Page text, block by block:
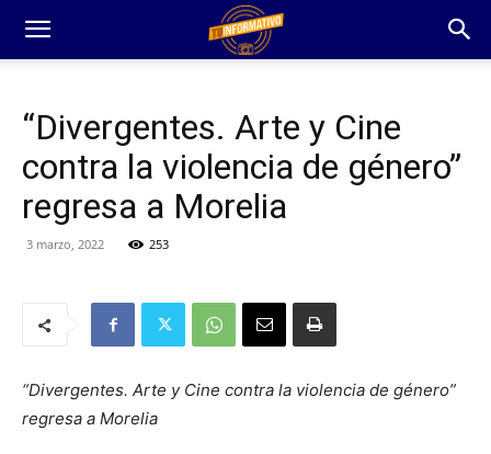
“Divergentes. Arte y Cine
contra la violencia de género”
regresa a Morelia
3 marzo, 2022 253
“Divergentes. Arte y Cine contra la violencia de género”
regresa a Morelia